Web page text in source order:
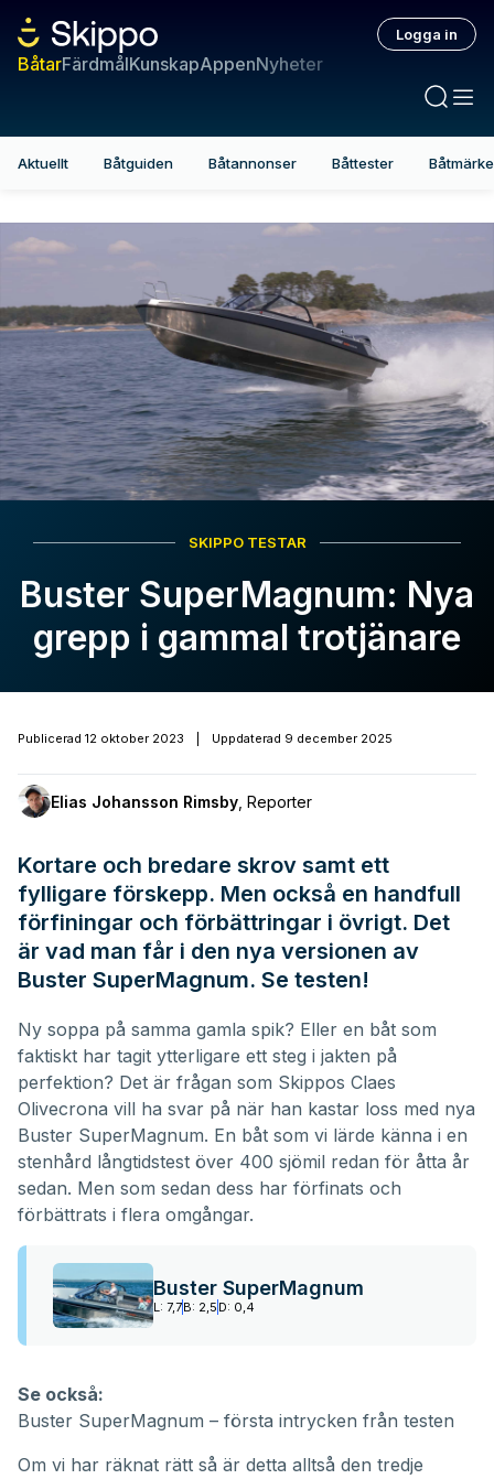
BåtarFärdmålKunskapAppenNyheter
Logga in
Aktuellt Båtguiden Båtannonser Båttester
SKIPPO TESTAR
Buster SuperMagnum: Nya
grepp i gammal trotjänare
Publicerad 12 oktober 2023 Uppdaterad 9 december 2025
Elias Johansson Rimsby Reporter
Kortare och bredare skrov samt ett
fylligare förskepp. Men också en handfull
förfiningar och förbättringar i övrigt. Det
är vad man får i den nya versionen av
Buster SuperMagnum. Se testen!
Ny soppa på samma gamla spik? Eller en båt som
faktiskt har tagit ytterligare ett steg i jakten på
perfektion? Det är frågan som Skippos Claes
Olivecrona vill ha svar på när han kastar loss med nya
Buster SuperMagnum. En båt som vi lärde känna i en
stenhård långtidstest över 400 sjömil redan för åtta år
sedan. Men som sedan dess har förfinats och
förbättrats i flera omgångar.
Buster SuperMagnum
L: 7,7B: 2,5 D: 0,4
Se också:
Buster SuperMagnum – första intrycken från testen
Om vi har räknat rätt så är detta alltså den tredje